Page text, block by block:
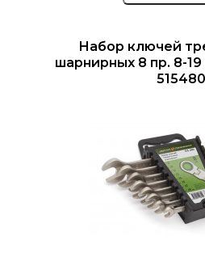
Набор ключей
шарнирных 8 пр. 8-
515480